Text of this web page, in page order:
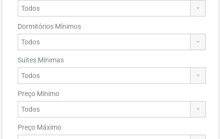
Dormitórios Mínimos
Suítes Mínimas
Preço Mínimo
Preço Máximo